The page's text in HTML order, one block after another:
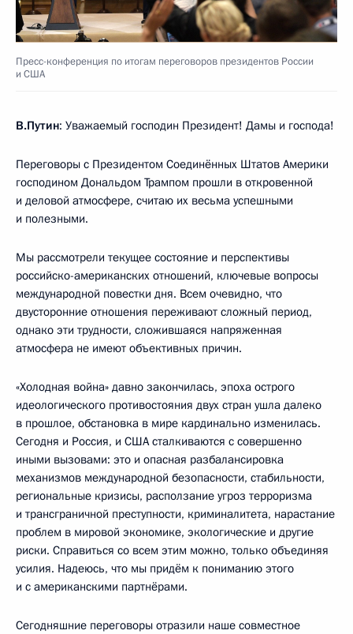
Пресс-конференция по итогам переговоров президентов России
и США
В.Путин: Уважаемый господин Президент! Дамы и господа!
Переговоры с Президентом Соединённых Штатов Америки
господином Дональдом Трампом прошли в откровенной
и деловой атмосфере, считаю их весьма успешными
и полезными.
Мы рассмотрели текущее состояние и перспективы
российско-американских отношений, ключевые вопросы
международной повестки дня. Всем очевидно, что
двусторонние отношения переживают сложный период,
однако эти трудности, сложившаяся напряженная
атмосфера не имеют объективных причин.
«Холодная война» давно закончилась, эпоха острого
идеологического противостояния двух стран ушла далеко
в прошлое, обстановка в мире кардинально изменилась.
Сегодня и Россия, и США сталкиваются с совершенно
иными вызовами: это и опасная разбалансировка
механизмов международной безопасности, стабильности,
региональные кризисы, расползание угроз терроризма
и трансграничной преступности, криминалитета, нарастание
проблем в мировой экономике, экологические и другие
риски. Справиться со всем этим можно, только объединяя
усилия. Надеюсь, что мы придём к пониманию этого
и с американскими партнёрами.
Сегодняшние переговоры отразили наше совместное